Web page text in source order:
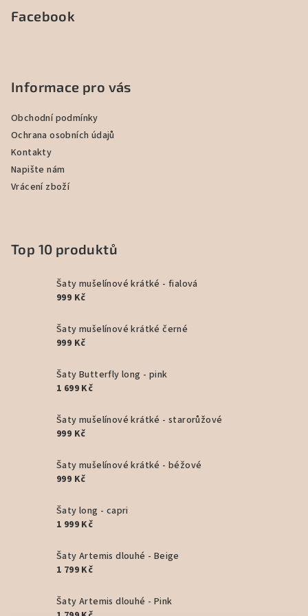
Facebook
Informace pro vás
Obchodní podmínky
Ochrana osobních údajů
Kontakty
Napište nám
Vrácení zboží
Top 10 produktů
Šaty mušelínové krátké - fialová
999 Kč
Šaty mušelínové krátké černé
999 Kč
Šaty Butterfly long - pink
1 699 Kč
Šaty mušelínové krátké - starorůžové
999 Kč
Šaty mušelínové krátké - béžové
999 Kč
Šaty long - capri
1 999 Kč
Šaty Artemis dlouhé - Beige
1 799 Kč
Šaty Artemis dlouhé - Pink